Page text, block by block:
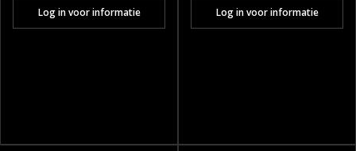
Log in voor informatie Log in voor informatie